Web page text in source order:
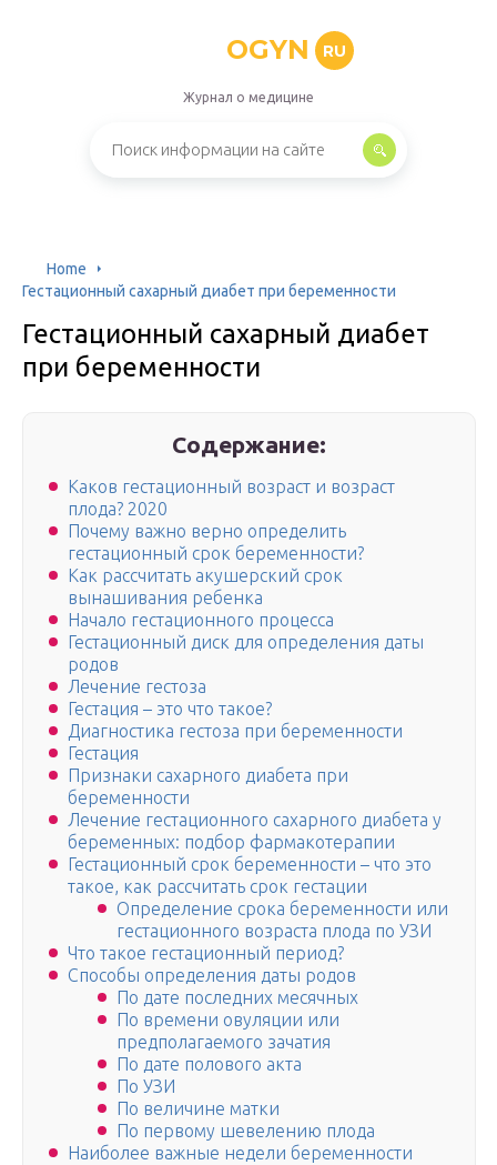
OGYN RU
Журнал о медицине
Home
Гестационный сахарный диабет при беременности
Гестационный сахарный диабет
при беременности
Содержание:
Каков гестационный возраст и возраст
плода? 2020
Почему важно верно определить
гестационный срок беременности?
Как рассчитать акушерский срок
вынашивания ребенка
Начало гестационного процесса
Гестационный диск для определения даты
родов
Лечение гестоза
Гестация – это что такое?
Диагностика гестоза при беременности
Гестация
Признаки сахарного диабета при
беременности
Лечение гестационного сахарного диабета у
беременных: подбор фармакотерапии
Гестационный срок беременности – что это
такое, как рассчитать срок гестации
Определение срока беременности или
гестационного возраста плода по УЗИ
Что такое гестационный период?
Способы определения даты родов
По дате последних месячных
По времени овуляции или
предполагаемого зачатия
По дате полового акта
По УЗИ
По величине матки
По первому шевелению плода
Наиболее важные недели беременности